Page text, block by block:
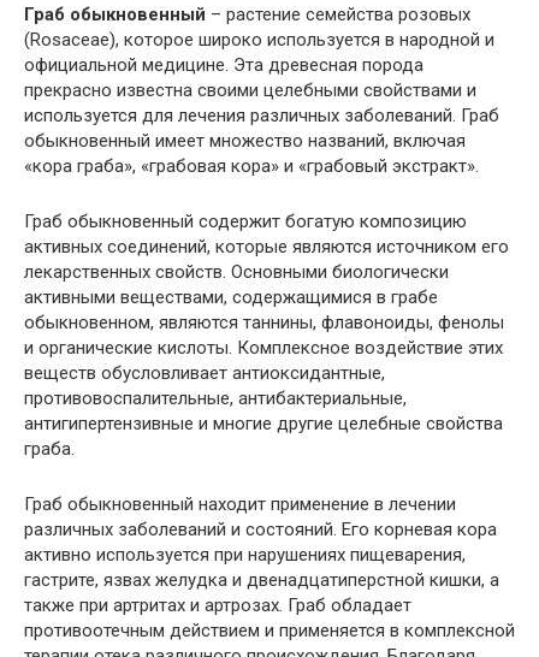
Граб обыкновенный – растение семейства розовых
(Rosaceae), которое широко используется в народной и
официальной медицине. Эта древесная порода
прекрасно известна своими целебными свойствами и
используется для лечения различных заболеваний. Граб
обыкновенный имеет множество названий, включая
«кора граба», «грабовая кора» и «грабовый экстракт».
Граб обыкновенный содержит богатую композицию
активных соединений, которые являются источником его
лекарственных свойств. Основными биологически
активными веществами, содержащимися в грабе
обыкновенном, являются таннины, флавоноиды, фенолы
и органические кислоты. Комплексное воздействие этих
веществ обусловливает антиоксидантные,
противовоспалительные, антибактериальные,
антигипертензивные и многие другие целебные свойства
граба.
Граб обыкновенный находит применение в лечении
различных заболеваний и состояний. Его корневая кора
активно используется при нарушениях пищеварения,
гастрите, язвах желудка и двенадцатиперстной кишки, а
также при артритах и артрозах. Граб обладает
противоотечным действием и применяется в комплексной